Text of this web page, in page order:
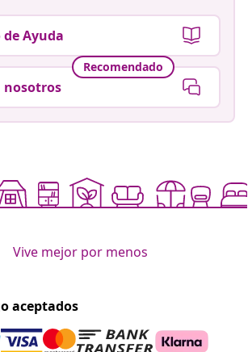
Ayuda
Recomendado
nosotros
Vive mejor por menos
aceptados